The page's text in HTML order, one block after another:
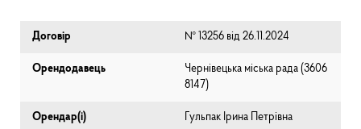
Договір № 13256 від 26.11.2024
Орендодавець
Чернівецька міська рада (⁨3606
8147⁩)
Орендар(і) Гульпак Ірина Петрівна